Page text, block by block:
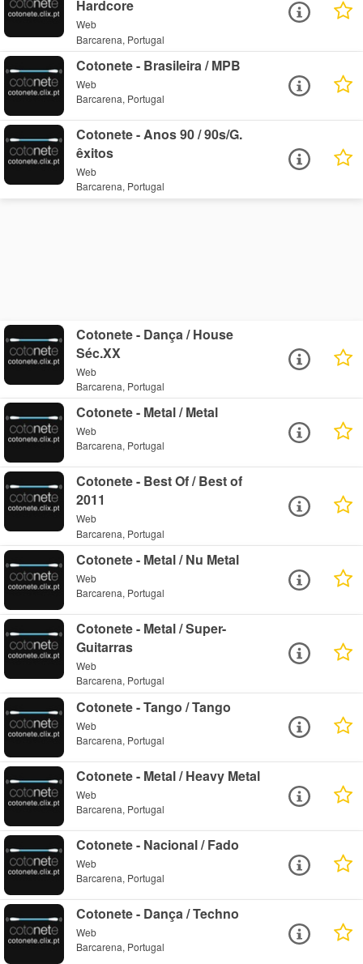
Hardcore
Web
Barcarena, Portugal
Cotonete - Brasileira / MPB
Web
Barcarena, Portugal
Cotonete - Anos 90 / 90s/G.
êxitos
Web
Barcarena, Portugal
Cotonete - Dança / House
Séc.XX
Web
Barcarena, Portugal
Cotonete - Metal / Metal
Web
Barcarena, Portugal
Cotonete - Best Of / Best of
2011
Web
Barcarena, Portugal
Cotonete - Metal / Nu Metal
Web
Barcarena, Portugal
Cotonete - Metal / Super-
Guitarras
Web
Barcarena, Portugal
Cotonete - Tango / Tango
Web
Barcarena, Portugal
Cotonete - Metal / Heavy Metal
Web
Barcarena, Portugal
Cotonete - Nacional / Fado
Web
Barcarena, Portugal
Cotonete - Dança / Techno
Web
Barcarena, Portugal